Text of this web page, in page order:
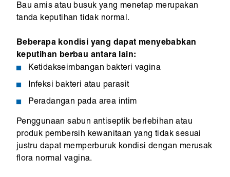
Bau amis atau busuk yang menetap merupakan
tanda keputihan tidak normal.
Beberapa kondisi yang dapat menyebabkan
keputihan berbau antara lain:
Ketidakseimbangan bakteri vagina
Infeksi bakteri atau parasit
Peradangan pada area intim
Penggunaan sabun antiseptik berlebihan atau
produk pembersih kewanitaan yang tidak sesuai
justru dapat memperburuk kondisi dengan merusak
flora normal vagina.